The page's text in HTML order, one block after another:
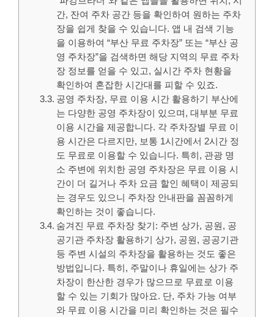
간, 잔여 주차 공간 등을 확인하여 원하는 주차
장을 쉽게 찾을 수 있습니다. 앱 내 검색 기능
을 이용하여 “부산 무료 주차장” 또는 “부산 공
영 주차장”을 검색하면 해당 지역의 무료 주차
장 정보를 얻을 수 있고, 실시간 주차 현황을
확인하여 혼잡한 시간대를 피할 수 있죠.
공영 주차장, 무료 이용 시간 활용하기 부산에
는 다양한 공영 주차장이 있으며, 대부분 무료
이용 시간을 제공합니다. 각 주차장별 무료 이
용 시간은 다르지만, 보통 1시간에서 2시간 정
도 무료로 이용할 수 있습니다. 특히, 관광 명
소 주변에 위치한 공영 주차장은 무료 이용 시
간이 더 길거나 주차 요금 할인 혜택이 제공되
는 경우도 있으니 주차장 안내판을 꼼꼼하게
확인하는 것이 좋습니다.
숨겨진 무료 주차장 찾기: 주변 상가, 공원, 공
공기관 주차장 활용하기 상가, 공원, 공공기관
등 주변 시설의 주차장을 활용하는 것도 좋은
방법입니다. 특히, 주말이나 휴일에는 상가 주
차장이 한산한 경우가 많으므로 무료로 이용
할 수 있는 기회가 많아요. 단, 주차 가능 여부
와 무료 이용 시간을 미리 확인하는 것은 필수